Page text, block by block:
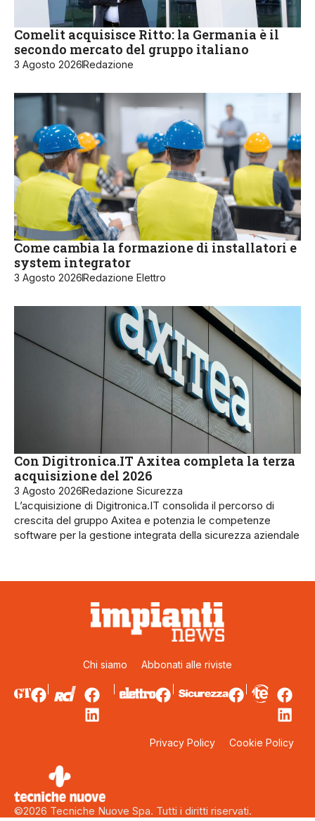
Comelit acquisisce Ritto: la Germania è il
secondo mercato del gruppo italiano
3 Agosto 2026Redazione
Come cambia la formazione di installatori e
system integrator
3 Agosto 2026Redazione Elettro
Con Digitronica.IT Axitea completa la terza
acquisizione del 2026
3 Agosto 2026Redazione Sicurezza
L’acquisizione di Digitronica.IT consolida il percorso di
crescita del gruppo Axitea e potenzia le competenze
software per la gestione integrata della sicurezza aziendale
Chi siamo Abbonati alle riviste
Privacy Policy Cookie Policy
©2026 Tecniche Nuove Spa. Tutti i diritti riservati.